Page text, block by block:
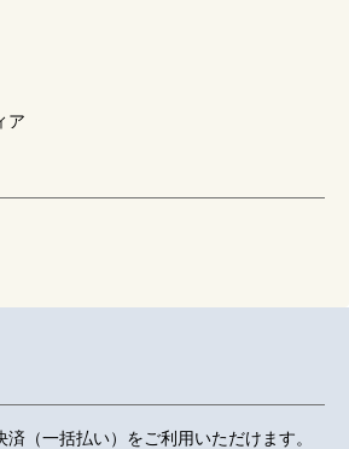
ア
（一括払い）をご利用いただけます。